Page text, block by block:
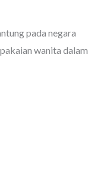
pada negara
wanita dalam